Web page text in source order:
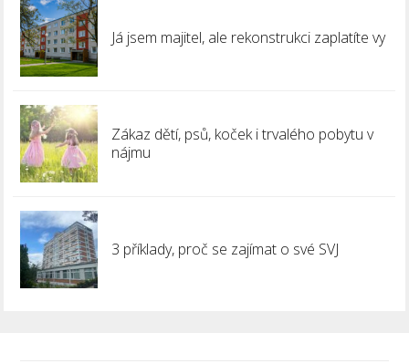
Já jsem majitel, ale rekonstrukci zaplatíte vy
Zákaz dětí, psů, koček i trvalého pobytu v
nájmu
3 příklady, proč se zajímat o své SVJ